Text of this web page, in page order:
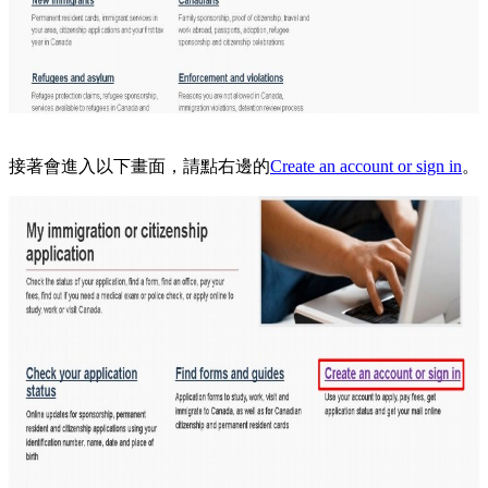
接著會進入以下畫面，請點右邊的Create an account or sign in。